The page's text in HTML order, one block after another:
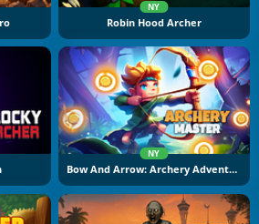
NY
Robin Hood Archer
NY
Bow And Arrow: Archery Adventure